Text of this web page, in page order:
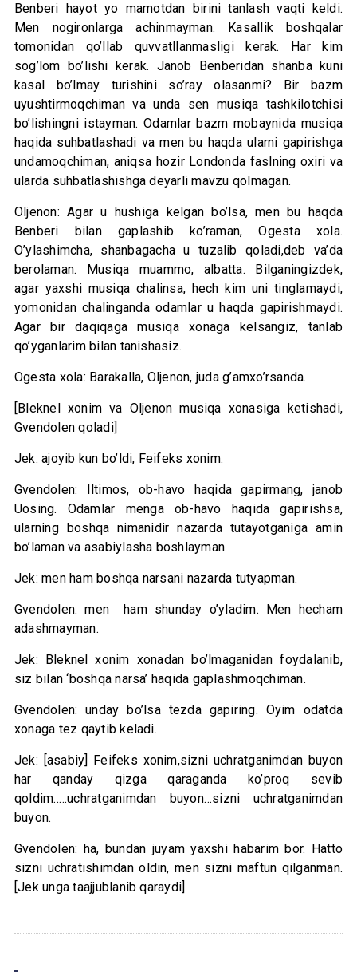
Benberi hayot yo mamotdan birini tanlash vaqti keldi.
Men nogironlarga achinmayman. Kasallik boshqalar
tomonidan qo’llab quvvatllanmasligi kerak. Har kim
sog’lom bo’lishi kerak. Janob Benberidan shanba kuni
kasal bo’lmay turishini so’ray olasanmi? Bir bazm
uyushtirmoqchiman va unda sen musiqa tashkilotchisi
bo’lishingni istayman. Odamlar bazm mobaynida musiqa
haqida suhbatlashadi va men bu haqda ularni gapirishga
undamoqchiman, aniqsa hozir Londonda faslning oxiri va
ularda suhbatlashishga deyarli mavzu qolmagan.
Oljenon: Agar u hushiga kelgan bo’lsa, men bu haqda
Benberi bilan gaplashib ko’raman, Ogesta xola.
O’ylashimcha, shanbagacha u tuzalib qoladi,deb va’da
berolaman. Musiqa muammo, albatta. Bilganingizdek,
agar yaxshi musiqa chalinsa, hech kim uni tinglamaydi,
yomonidan chalinganda odamlar u haqda gapirishmaydi.
Agar bir daqiqaga musiqa xonaga kelsangiz, tanlab
qo’yganlarim bilan tanishasiz.
Ogesta xola: Barakalla, Oljenon, juda g’amxo’rsanda.
[Bleknel xonim va Oljenon musiqa xonasiga ketishadi,
Gvendolen qoladi]
Jek: ajoyib kun bo’ldi, Feifeks xonim.
Gvendolen: Iltimos, ob-havo haqida gapirmang, janob
Uosing. Odamlar menga ob-havo haqida gapirishsa,
ularning boshqa nimanidir nazarda tutayotganiga amin
bo’laman va asabiylasha boshlayman.
Jek: men ham boshqa narsani nazarda tutyapman.
Gvendolen: men ham shunday o’yladim. Men hecham
adashmayman.
Jek: Bleknel xonim xonadan bo’lmaganidan foydalanib,
siz bilan ‘boshqa narsa’ haqida gaplashmoqchiman.
Gvendolen: unday bo’lsa tezda gapiring. Oyim odatda
xonaga tez qaytib keladi.
Jek: [asabiy] Feifeks xonim,sizni uchratganimdan buyon
har qanday qizga qaraganda ko’proq sevib
qoldim…..uchratganimdan buyon…sizni uchratganimdan
buyon.
Gvendolen: ha, bundan juyam yaxshi habarim bor. Hatto
sizni uchratishimdan oldin, men sizni maftun qilganman.
[Jek unga taajjublanib qaraydi].